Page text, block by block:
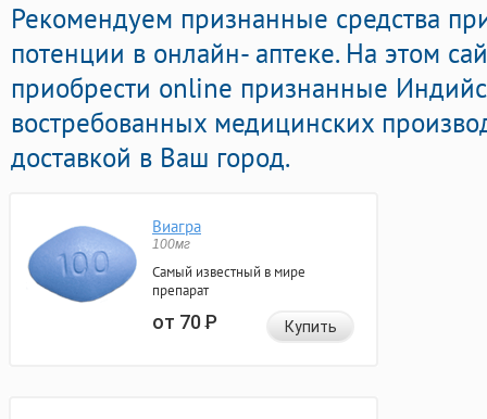
Рекомендуем признанные средства
потенции в онлайн- аптеке. На этом
приобрести online признанные
востребованных медицинских
доставкой в Ваш город.
Виагра
100мг
Самый известный в мире
препарат
от 70Р Купить